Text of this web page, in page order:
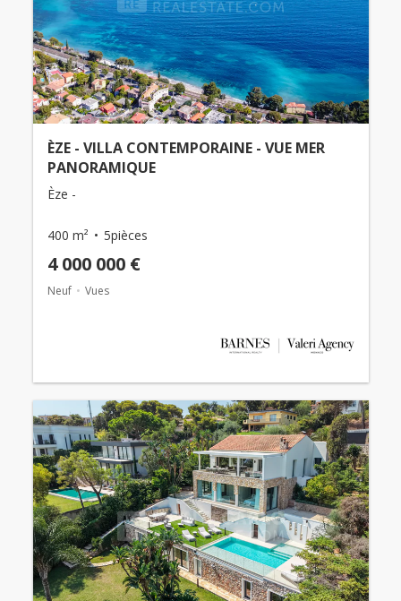
ÈZE - VILLA CONTEMPORAINE - VUE MER
PANORAMIQUE
Èze -
400 m² 5pièces
4 000 000 €
Neuf Vues